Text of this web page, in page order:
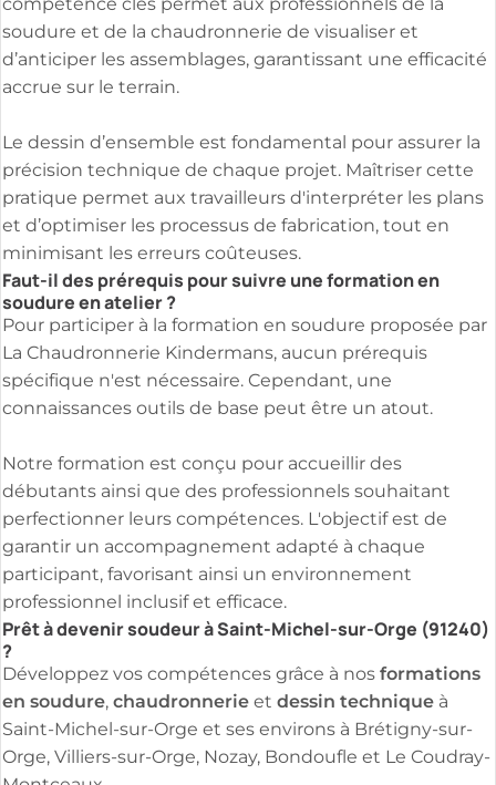
soudure et de la chaudronnerie de visualiser et
d’anticiper les assemblages, garantissant une efficacité
accrue sur le terrain.
Le dessin d’ensemble est fondamental pour assurer la
précision technique de chaque projet. Maîtriser cette
pratique permet aux travailleurs d'interpréter les plans
et d’optimiser les processus de fabrication, tout en
minimisant les erreurs coûteuses.
Faut-il des prérequis pour suivre une formation en
soudure en atelier ?
Pour participer à la formation en soudure proposée par
La Chaudronnerie Kindermans, aucun prérequis
spécifique n'est nécessaire. Cependant, une
connaissances outils de base peut être un atout.
Notre formation est conçu pour accueillir des
débutants ainsi que des professionnels souhaitant
perfectionner leurs compétences. L'objectif est de
garantir un accompagnement adapté à chaque
participant, favorisant ainsi un environnement
professionnel inclusif et efficace.
Prêt à devenir soudeur à Saint-Michel-sur-Orge (91240)
?
Développez vos compétences grâce à nosformations
en soudure,chaudronnerieet dessin technique à
Saint-Michel-sur-Orge et ses environs à Brétigny-sur-
Orge, Villiers-sur-Orge, Nozay, Bondoufle et Le Coudray-